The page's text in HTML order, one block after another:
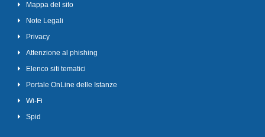
Mappa del sito
Note Legali
Privacy
Attenzione al phishing
Elenco siti tematici
Portale OnLine delle Istanze
Wi-Fi
Spid